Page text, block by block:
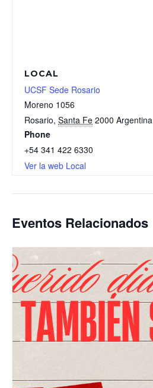
LOCAL
UCSF Sede Rosario
Moreno 1056
Rosario, Santa Fe 2000 Argentina
Phone
+54 341 422 6330
Ver la web Local
Eventos Relacionados